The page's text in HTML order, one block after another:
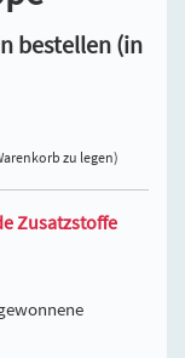
bestellen (in
zu legen)
Zusatzstoffe